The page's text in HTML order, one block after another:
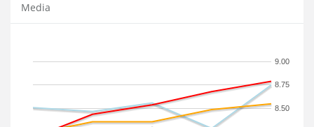
Media
8.50
8.75
9.00